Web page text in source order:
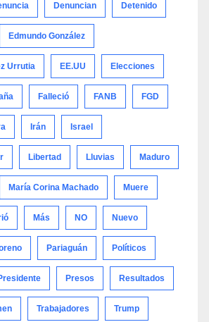
Denuncian Detenido
Edmundo González
Urrutia EE.UU Elecciones
Falleció FANB FGD
Irán Israel
Libertad Lluvias Maduro
María Corina Machado Muere
Más NO Nuevo
Pariaguán Políticos
Presos Resultados
Trabajadores Trump